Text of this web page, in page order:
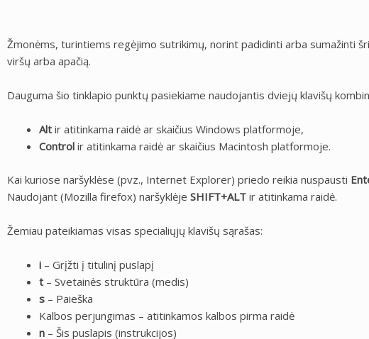
Žmonėms, turintiems regėjimo sutrikimų, norint padidinti arba sumažinti
viršų arba apačią.
Dauguma šio tinklapio punktų pasiekiame naudojantis dviejų klavišų
Alt ir atitinkama raidė ar skaičius Windows platformoje,
Control ir atitinkama raidė ar skaičius Macintosh platformoje.
Kai kuriose naršyklėse (pvz., Internet Explorer) priedo reikia nuspausti
Naudojant (Mozilla firefox) naršyklėje SHIFT+ALT ir atitinkama raidė.
Žemiau pateikiamas visas specialiųjų klavišų sąrašas:
i – Grįžti į titulinį puslapį
t – Svetainės struktūra (medis)
s – Paieška
Kalbos perjungimas – atitinkamos kalbos pirma raidė
n – Šis puslapis (instrukcijos)